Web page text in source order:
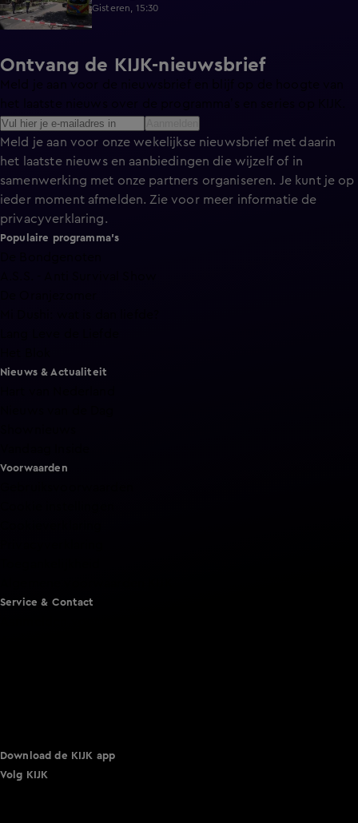
Gisteren, 15:30
Ontvang de KIJK-nieuwsbrief
Meld je aan voor onze wekelijkse nieuwsbrief met daarin
het laatste nieuws en aanbiedingen die wijzelf of in
samenwerking met onze partners organiseren. Je kunt je op
ieder moment afmelden. Zie voor meer informatie de
privacyverklaring.
Populaire programma's
Nieuws & Actualiteit
Voorwaarden
Service & Contact
Download de KIJK app
Volg KIJK